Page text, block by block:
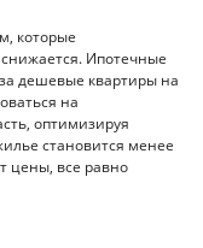
которые
Ипотечные
дешевые квартиры на
на
оптимизируя
становится менее
цены, все равно